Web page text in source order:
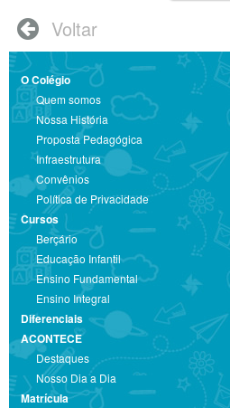
 Voltar
O Colégio
Quem somos
Nossa História
Proposta Pedagógica
Infraestrutura
Convênios
Política de Privacidade
Cursos
Berçário
Educação Infantil
Ensino Fundamental
Ensino Integral
Diferenciais
ACONTECE
Destaques
Nosso Dia a Dia
Matrícula